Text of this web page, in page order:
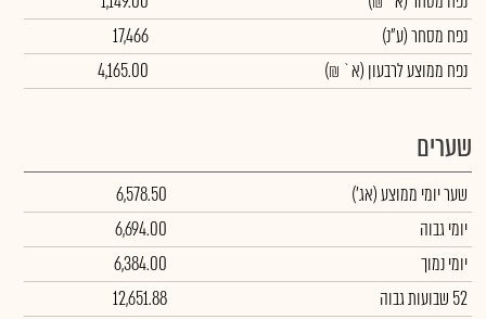
נפח מסחר(ע"נ)
17,466
נפח ממוצע לרבעון (א` ₪)
4,165.00
שערים
שער יומי ממוצע(אג')
6,578.50
יומי גבוה
6,694.00
יומי נמוך
6,384.00
52 שבועות גבוה
12,651.88